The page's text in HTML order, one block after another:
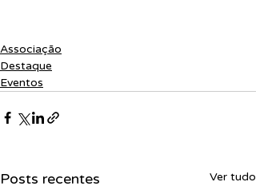
Associação
Destaque
Eventos
Posts recentes Ver tudo